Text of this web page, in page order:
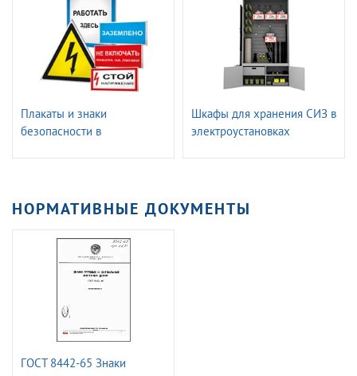
Плакаты и знаки
безопасности в
Шкафы для хранения СИЗ в
электроустановках
НОРМАТИВНЫЕ ДОКУМЕНТЫ
ГОСТ 8442-65 Знаки